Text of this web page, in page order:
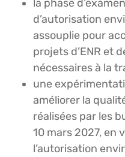
la phase
d’autorisation
assouplie pour
projets d’ENR et
nécessaires à la
une
améliorer la
réalisées par les
10 mars 2027, en
l’autorisation